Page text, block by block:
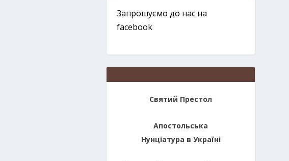
Запрошуємо до нас на
facebook
Святий Престол
Апостольська
Нунціатура в Україні